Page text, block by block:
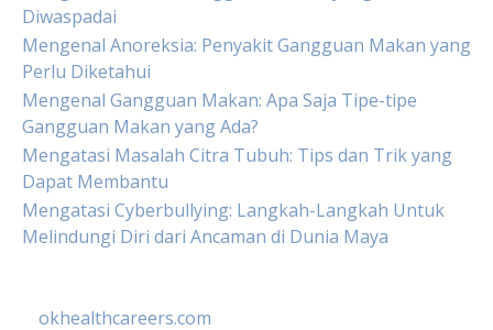
Diwaspadai
Mengenal Anoreksia: Penyakit Gangguan Makan yang
Perlu Diketahui
Mengenal Gangguan Makan: Apa Saja Tipe-tipe
Gangguan Makan yang Ada?
Mengatasi Masalah Citra Tubuh: Tips dan Trik yang
Dapat Membantu
Mengatasi Cyberbullying: Langkah-Langkah Untuk
Melindungi Diri dari Ancaman di Dunia Maya
okhealthcareers.com